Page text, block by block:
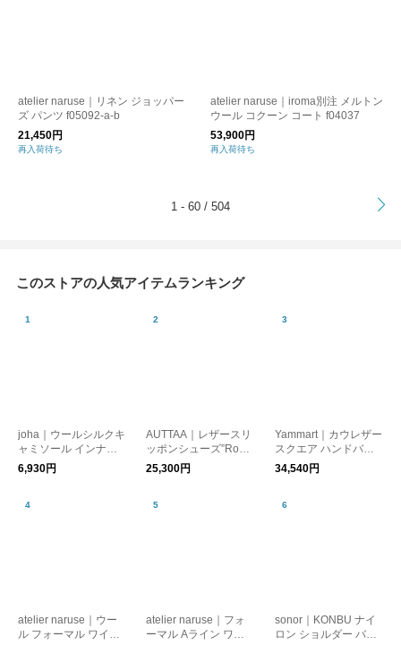
atelier naruse｜リネン ジョッパー
ズ パンツ f05092-a-b
21,450円
再入荷待ち
atelier naruse｜iroma別注 メルトン
ウール コクーン コート f04037
53,900円
再入荷待ち
1 - 60 / 504
このストアの人気アイテムランキング
joha｜ウールシルクキ
ャミソール インナー
アンダーウェア VICT
ORIA 72243-77690
6,930円
AUTTAA｜レザースリ
ッポンシューズ”Room
Shoes” room-shoes
25,300円
Yammart｜カウレザー
スクエア ハンドバッ
グ トートバッグ squar
e-hand-bag
34,540円
atelier naruse｜ウー
ル フォーマル ワイド
atelier naruse｜フォ
ーマル Aライン ワン
sonor｜KONBU ナイ
ロン ショルダー バッ